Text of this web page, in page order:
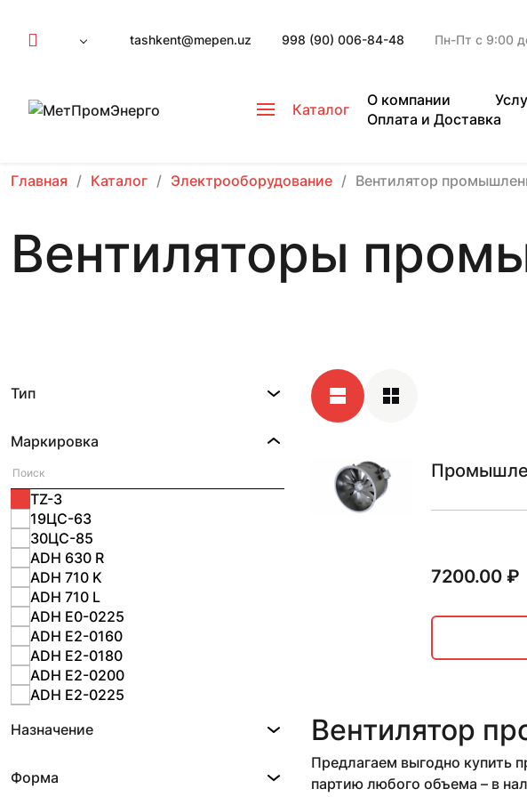
tashkent@mepen.uz 998 (90) 006-84-48 Пн-Пт с 9:00
Каталог
О компании
Оплата и Доставка
Главная Каталог Электрооборудование Вентилятор
Вентиляторы
Тип
Маркировка
19ЦС-63
30ЦС-85
ADH 630 R
ADH 710 K
ADH 710 L
ADH E0-0225
ADH E2-0160
ADH E2-0180
ADH E2-0200
ADH E2-0225
ADH E2-0315
ADH E2-0400
TZ-3
Назначение
Форма
7200.00₽
Вентилятор
Предлагаем выгодно купить
партию любого объема – в